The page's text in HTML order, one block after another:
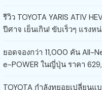
รีวิว TOYOTA YARIS ATIV
ปีศาจ เย็นเกิน! ขับเร็วๆ แรงห
ยอดจองกว่า 11,000 คัน All-
e-POWER ในญี่ปุ่น ราคา
TOYOTA กำลังทยอยเปลี่ยนแ